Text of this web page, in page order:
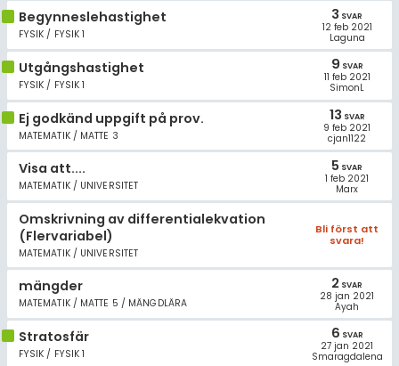
Begynneslehastighet
FYSIK / FYSIK 1
3 SVAR
12 feb 2021
Laguna
Utgångshastighet
FYSIK / FYSIK 1
9 SVAR
11 feb 2021
SimonL
Ej godkänd uppgift på prov.
MATEMATIK / MATTE 3
13 SVAR
9 feb 2021
cjan1122
Visa att....
MATEMATIK / UNIVERSITET
5 SVAR
1 feb 2021
Marx
Omskrivning av differentialekvation
(Flervariabel)
MATEMATIK / UNIVERSITET
Bli först att
svara!
mängder
MATEMATIK / MATTE 5 / MÄNGDLÄRA
2 SVAR
28 jan 2021
Ayah
Stratosfär
FYSIK / FYSIK 1
6 SVAR
27 jan 2021
Smaragdalena